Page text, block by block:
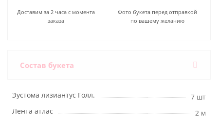
Доставим за 2 часа с момента
заказа
Фото букета перед отправкой
по вашему желанию
Состав букета
Эустома лизиантус Голл.
7 шт
Лента атлас
2 м